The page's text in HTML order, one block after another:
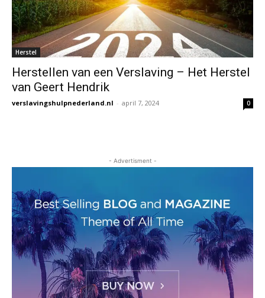
Herstel
Herstellen van een Verslaving – Het Herstel
van Geert Hendrik
verslavingshulpnederland.nl - april 7, 2024 0
- Advertisment -